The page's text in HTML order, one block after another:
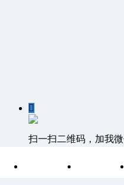

扫一扫二维码，加我